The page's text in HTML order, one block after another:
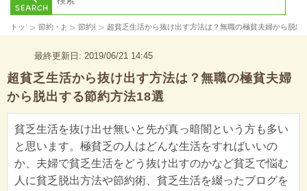
トップ> 節約・お金
> 節約術> 超貧乏生活から抜け出す方法は？無職の極貧夫婦から脱出
最終更新日: 2019/06/21 14:45
超貧乏生活から抜け出す方法は？無職の極貧夫婦
から脱出する節約方法18選
貧乏生活を抜け出せ無いと先が真っ暗闇という方も多い
と思います。極貧乏の人はどんな生活をすればいいの
か、夫婦で貧乏生活をどう抜け出すのかなど貧乏で悩む
人に貧乏脱出方法や節約術、貧乏生活を綴ったブログを